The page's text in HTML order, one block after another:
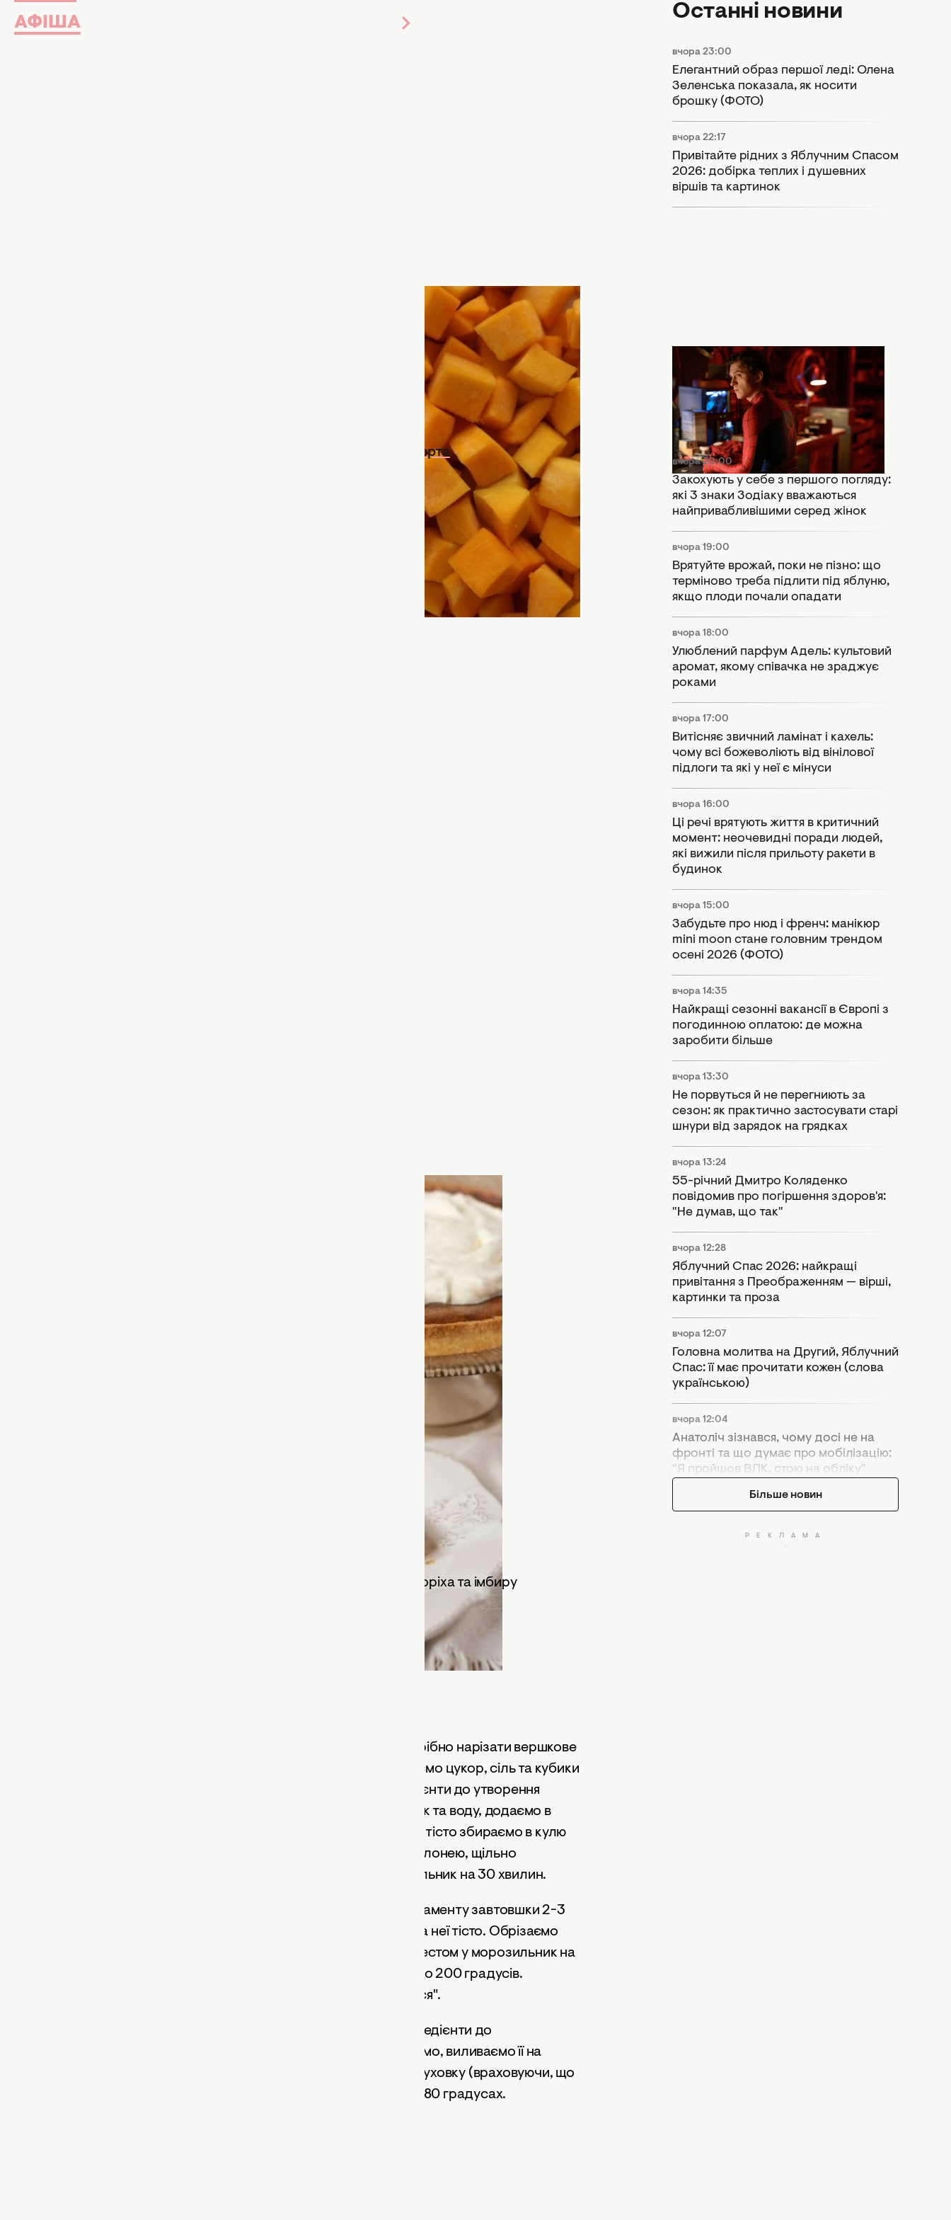
АФІША
Восени ми насолоджуємося врожаєм гарбуза, а також заморожуємо її на
майбутнє. Якщо ви несподівано виявили у своїй морозилці заморожений
гарбуз, то пропонуємо вам приготувати американський гарбузовий пиріг за
Торт "Естерхазі" — рецепт легендарного мигдального торта
Гарбузовий пиріг — це традиційний десерт американської кухні, основним
інгредієнтом якого є, звичайно, гарбуз у компанії пісочного тіста та
ароматних спецій... На щастя, такими ласощами можна насолоджуватися не
лише восени. Тому якщо у вас завалявся заморожений гарбуз, то радимо
по 1/2 чайної ложки меленої кориці, мускатного горіха та імбиру
Щоб зробити тісто для гарбузового пирога, нам потрібно нарізати вершкове
масло на кубики. У миску просіюємо борошно, додаємо цукор, сіль та кубики
олії. Кінчиками пальців ретельно змішуємо всі інгредієнти до утворення
дрібних крихт. Потім в окремій мисці змішуємо жовток та воду, додаємо в
крихти та ретельно перемішуємо ложкою. Отримане тісто збираємо в кулю
руками, розрізаємо на дві частини, приплескуємо долонею, щільно
загортаємо кожну частину плівку і кладемо в холодильник на 30 хвилин.
Беремо одну частину тіста, розкочуємо на листі пергаменту завтовшки 2-3
мм. Форму для пирога змащуємо олією та кладемо на неї тісто. Обрізаємо
зайве і проколюємо дно вилкою. Ставимо форму із тестом у морозильник на
15 хвилин. Поки корж остигає, розігріваємо духовку до 200 градусів.
Випікаємо порожній корж 10 хвилин, щоб він "схопився".
Для того, щоб приготувати начинку, змішуємо всі інгредієнти до
однорідності. Яйця додаємо в останню чергу. Збиваємо, виливаємо її на
порожній коржі та дуже акуратно ставимо форму в духовку (враховуючи, що
начинка дуже рідка). Випікаємо пиріг 50 хвилин при 180 градусах.
Останні новини
вчора 23:00
Елегантний образ першої леді: Олена
Зеленська показала, як носити
брошку (ФОТО)
вчора 22:17
Привітайте рідних з Яблучним Спасом
2026: добірка теплих і душевних
віршів та картинок
вчора 20:30
Що означає сцена після титрів
"Людина-павук: Абсолютно новий
день": Marvel залишили важливий
натяк
вчора 20:00
Закохують у себе з першого погляду:
які 3 знаки Зодіаку вважаються
найпривабливішими серед жінок
вчора 19:00
Врятуйте врожай, поки не пізно: що
терміново треба підлити під яблуню,
якщо плоди почали опадати
вчора 18:00
Улюблений парфум Адель: культовий
аромат, якому співачка не зраджує
роками
вчора 17:00
Витісняє звичний ламінат і кахель:
чому всі божеволіють від вінілової
підлоги та які у неї є мінуси
вчора 16:00
Ці речі врятують життя в критичний
момент: неочевидні поради людей,
які вижили після прильоту ракети в
будинок
вчора 15:00
Забудьте про нюд і френч: манікюр
mini moon стане головним трендом
осені 2026 (ФОТО)
вчора 14:35
Найкращі сезонні вакансії в Європі з
погодинною оплатою: де можна
заробити більше
вчора 13:30
Не порвуться й не перегниють за
сезон: як практично застосувати старі
шнури від зарядок на грядках
вчора 13:24
55-річний Дмитро Коляденко
повідомив про погіршення здоров'я:
"Не думав, що так"
вчора 12:28
Яблучний Спас 2026: найкращі
привітання з Преображенням — вірші,
картинки та проза
вчора 12:07
Головна молитва на Другий, Яблучний
Спас: її має прочитати кожен (слова
українською)
вчора 12:04
Анатоліч зізнався, чому досі не на
фронті та що думає про мобілізацію:
"Я пройшов ВЛК, стою на обліку"
Більше новин